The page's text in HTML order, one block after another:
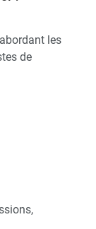
les
de